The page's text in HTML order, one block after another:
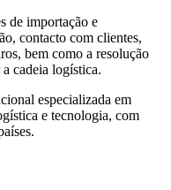
de importação e
contacto com clientes,
bem como a resolução
cadeia logística.
especializada em
e tecnologia, com